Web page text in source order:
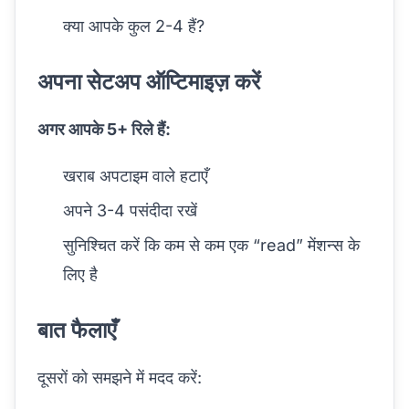
क्या आपके कुल 2-4 हैं?
अपना सेटअप ऑप्टिमाइज़ करें
अगर आपके 5+ रिले हैं:
खराब अपटाइम वाले हटाएँ
अपने 3-4 पसंदीदा रखें
सुनिश्चित करें कि कम से कम एक “read” मेंशन्स के
लिए है
बात फैलाएँ
दूसरों को समझने में मदद करें: